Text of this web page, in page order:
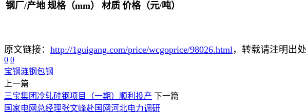
钢厂/产地 规格（mm） 材质 价格（元/吨）
原文链接： http://1guigang.com/price/wcgoprice/98026.html，转载请注明出
0 0
宝钢涟钢包钢
上一篇
三宝集团冷轧硅钢项目（一期）顺利投产 下一篇
国家电网总经理张文峰赴国网河北电力调研